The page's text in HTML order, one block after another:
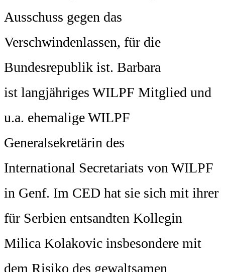
Ausschuss gegen das
Verschwindenlassen, für die
Bundesrepublik ist. Barbara
ist langjähriges WILPF Mitglied und
u.a. ehemalige WILPF
Generalsekretärin des
International Secretariats von WILPF
in Genf. Im CED hat sie sich mit ihrer
für Serbien entsandten Kollegin
Milica Kolakovic insbesondere mit
dem Risiko des gewaltsamen